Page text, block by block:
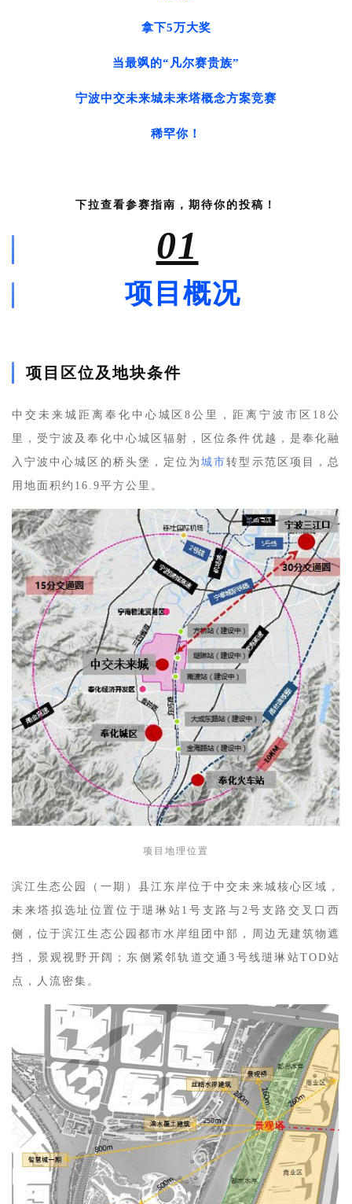
拿下5万大奖
当最飒的“凡尔赛贵族”
宁波中交未来城未来塔概念方案竞赛
稀罕你！
下拉查看参赛指南，期待你的投稿！
01
项目概况
项目区位及地块条件
中交未来城距离奉化中心城区8公里，距离宁波市区18公
里，受宁波及奉化中心城区辐射，区位条件优越，是奉化融
入宁波中心城区的桥头堡，定位为城市转型示范区项目，总
用地面积约16.9平方公里。
项目地理位置
滨江生态公园（一期）县江东岸位于中交未来城核心区域，
未来塔拟选址位置位于琎琳站1号支路与2号支路交叉口西
侧，位于滨江生态公园都市水岸组团中部，周边无建筑物遮
挡，景观视野开阔；东侧紧邻轨道交通3号线琎琳站TOD站
点，人流密集。